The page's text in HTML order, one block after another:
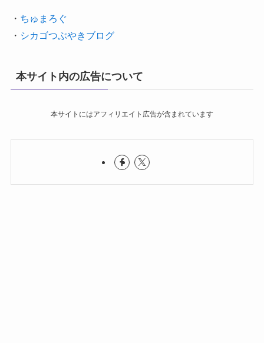
・ ちゅまろぐ
・ シカゴつぶやきブログ
本サイト内の広告について
本サイトにはアフィリエイト広告が含まれています